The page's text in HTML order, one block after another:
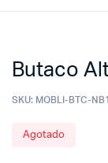
Butaco
SKU: MOBLI-BTC-NB1
Agotado